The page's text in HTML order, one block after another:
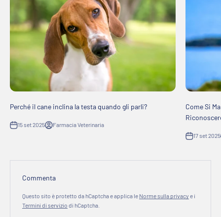
Perché il cane inclina la testa quando gli parli?
15 set 2025 Farmacia Veterinaria
Come Si
17 set 2025
Commenta
Questo sito è protetto da hCaptcha e applica le Norme sulla privacy e i
Termini di servizio di hCaptcha.